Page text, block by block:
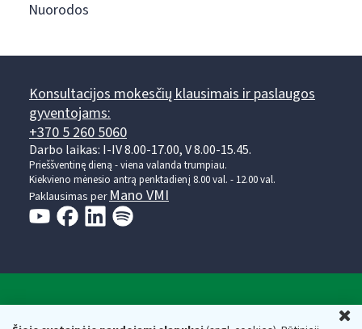
Nuorodos
Konsultacijos mokesčių klausimais ir paslaugos
gyventojams:
+370 5 260 5060
Darbo laikas: I-IV 8.00-17.00, V 8.00-15.45.
Prieššventinę dieną - viena valanda trumpiau.
Kiekvieno mėnesio antrą penktadienį 8.00 val. - 12.00 val.
Paklausimas perMano VMI
Valstybinė mokesčių inspekcija prie Lietuvos